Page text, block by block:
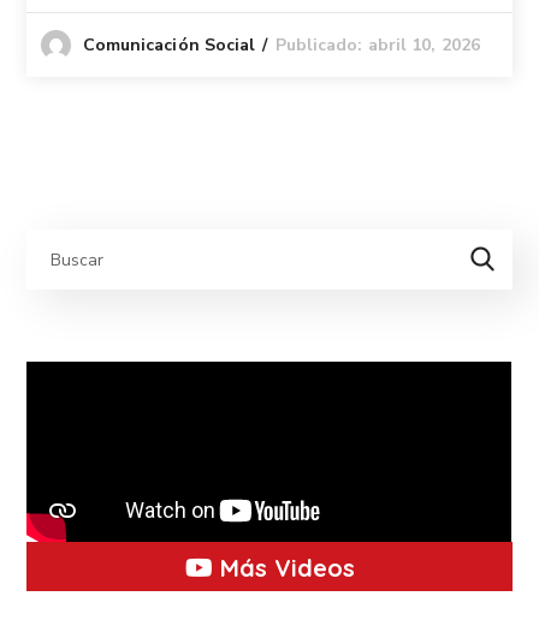
Comunicación Social Publicado: abril 10, 2026
Más Videos